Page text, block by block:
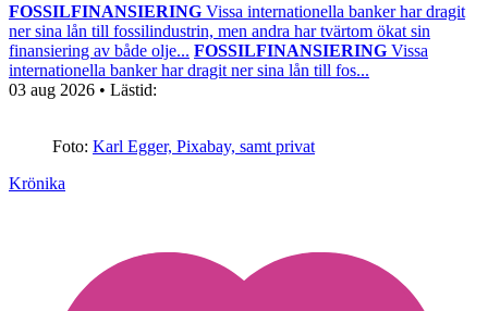
FOSSILFINANSIERING Vissa internationella banker har dragit
ner sina lån till fossilindustrin, men andra har tvärtom ökat sin
finansiering av både olje... FOSSILFINANSIERING Vissa
internationella banker har dragit ner sina lån till fos...
03 aug 2026 • Lästid:
Foto: Karl Egger, Pixabay, samt privat
Krönika